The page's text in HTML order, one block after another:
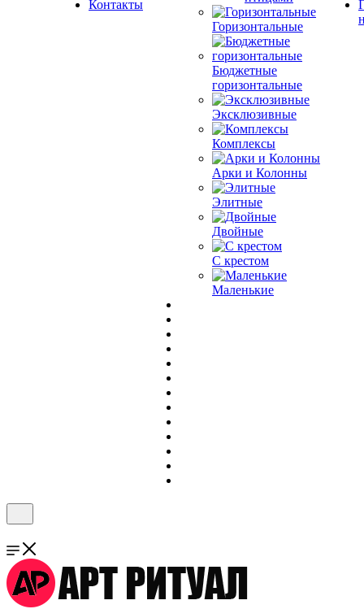
Контакты
Горизонтальные
Бюджетные
горизонтальные
Эксклюзивные
Комплексы
Арки и Колонны
Элитные
Двойные
С крестом
Маленькие